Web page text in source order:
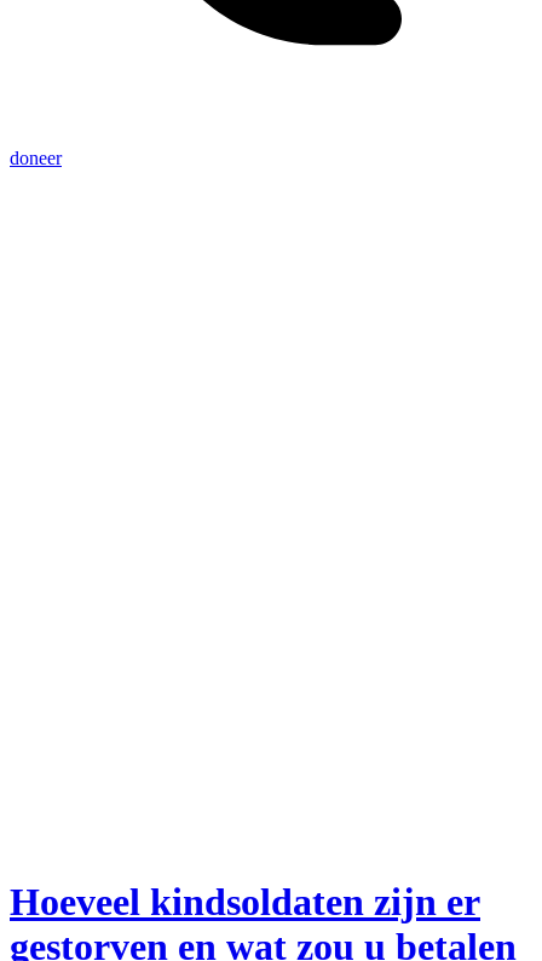
doneer
Hoeveel kindsoldaten zijn er
gestorven en wat zou u betalen